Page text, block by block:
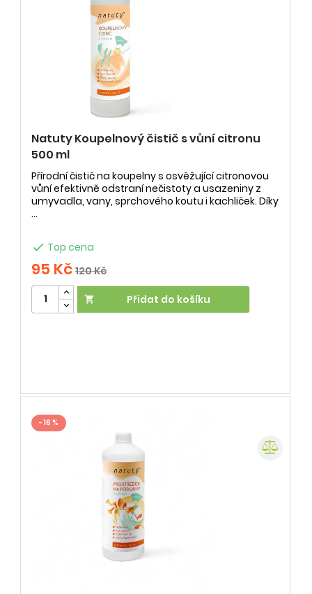
Natuty Koupelnový čistič s vůní citronu
500 ml
Přírodní čistič na koupelny s osvěžující citronovou
vůní efektivně odstraní nečistoty a usazeniny z
umyvadla, vany, sprchového koutu i kachliček. Díky
...
 Top cena
95 Kč 120 Kč
 Přidat do košíku
- 16 %